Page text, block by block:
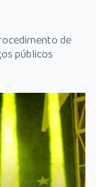
de
públicos